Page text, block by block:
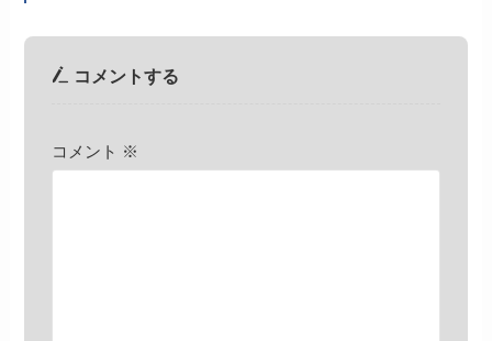
コメントする
コメント ※